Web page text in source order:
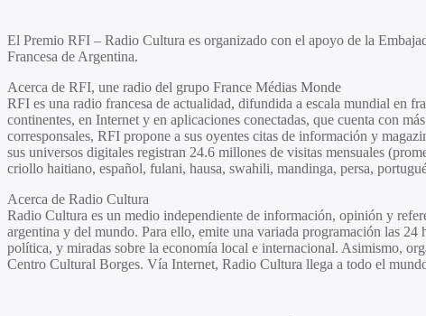
El Premio RFI – Radio Cultura es organizado con el apoyo de la
Francesa de Argentina.
Acerca de RFI, une radio del grupo France Médias Monde
RFI es una radio francesa de actualidad, difundida a escala mundial en
continentes, en Internet y en aplicaciones conectadas, que cuenta con
corresponsales, RFI propone a sus oyentes citas de información y
sus universos digitales registran 24.6 millones de visitas mensuales
criollo haitiano, español, fulani, hausa, swahili, mandinga, persa,
Acerca de Radio Cultura
Radio Cultura es un medio independiente de información, opinión y
argentina y del mundo. Para ello, emite una variada programación las
política, y miradas sobre la economía local e internacional. Asimismo,
Centro Cultural Borges. Vía Internet, Radio Cultura llega a todo el